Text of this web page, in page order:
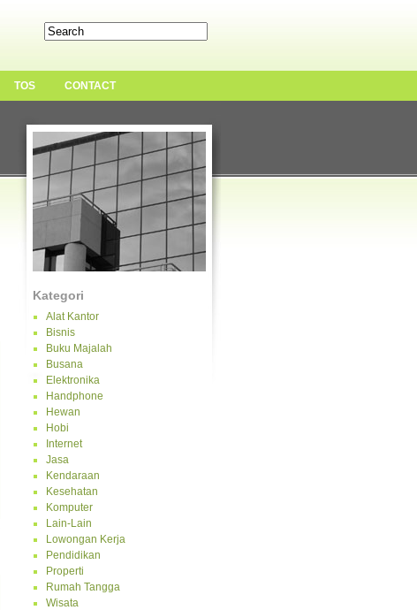
TOS CONTACT
Kategori
Alat Kantor
Bisnis
Buku Majalah
Busana
Elektronika
Handphone
Hewan
Hobi
Internet
Jasa
Kendaraan
Kesehatan
Komputer
Lain-Lain
Lowongan Kerja
Pendidikan
Properti
Rumah Tangga
Wisata